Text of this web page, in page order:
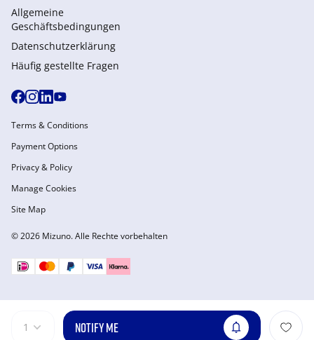
1 NOTIFY ME
Allgemeine
Geschäftsbedingungen
Datenschutzerklärung
Häufig gestellte Fragen
© 2026 Mizuno. Alle Rechte vorbehalten
Terms & Conditions
Payment Options
Privacy & Policy
Manage Cookies
Site Map